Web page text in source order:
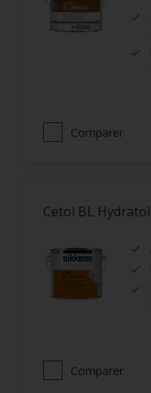
Comparer
Cetol BL Hydratol
Comparer